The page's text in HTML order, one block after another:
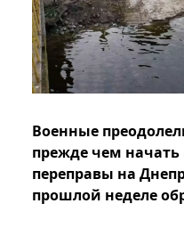
Военные
прежде чем
переправы на
прошлой неделе